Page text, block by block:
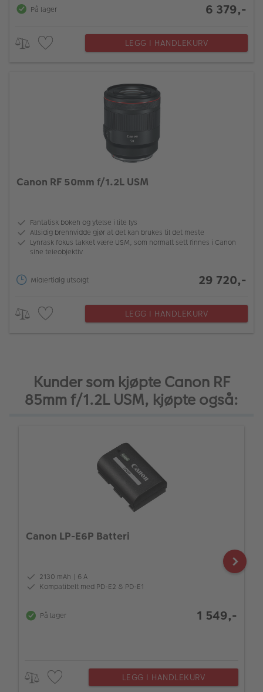
På lager 6 379,-
LEGG I HANDLEKURV
Canon RF 50mm f/1.2L USM
Fantatisk bokeh og ytelse i lite lys
Allsidig brennvidde gjør at det kan brukes til det meste
Lynrask fokus takket være USM, som normalt sett finnes i Canon
sine teleobjektiv
Midlertidig utsolgt 29 720,-
LEGG I HANDLEKURV
Kunder som kjøpte Canon RF
85mm f/1.2L USM, kjøpte også:
Canon LP-E6P Batteri
2130 mAh | 6 A
Kompatibelt med PD-E2 & PD-E1
På lager 1 549,-
LEGG I HANDLEKURV